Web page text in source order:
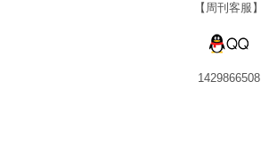
【周刊客服】
1429866508